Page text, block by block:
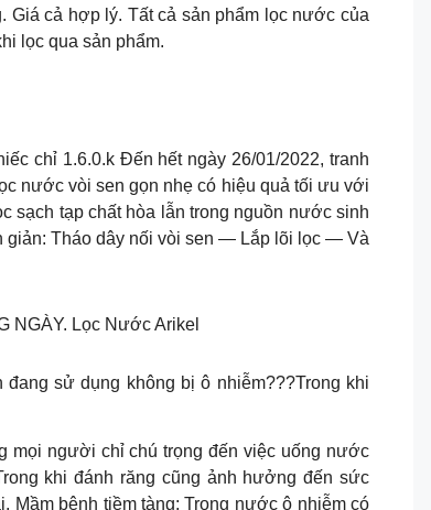
Giá cả hợp lý. Tất cả sản phẩm lọc nước của
lọc qua sản phẩm.
chỉ 1.6.0.k Đến hết ngày 26/01/2022, tranh
nước vòi sen gọn nhẹ có hiệu quả tối ưu với
sạch tạp chất hòa lẫn trong nguồn nước sinh
Tháo dây nối vòi sen — Lắp lõi lọc — Và
NGÀY. Lọc Nước Arikel
sử dụng không bị ô nhiễm???Trong khi
mọi người chỉ chú trọng đến việc uống nước
khi đánh răng cũng ảnh hưởng đến sức
Mầm bệnh tiềm tàng; Trong nước ô nhiễm có